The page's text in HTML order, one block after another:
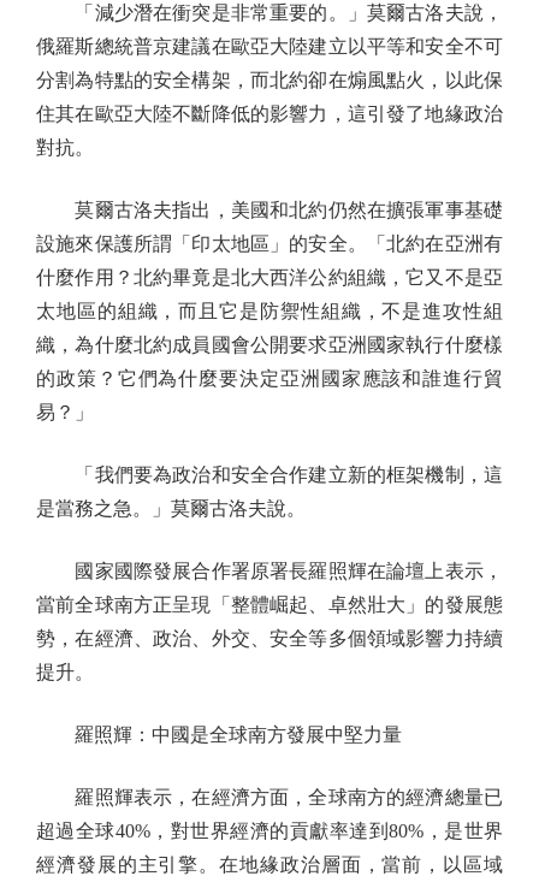
「減少潛在衝突是非常重要的。」莫爾古洛夫說，
俄羅斯總統普京建議在歐亞大陸建立以平等和安全不可
分割為特點的安全構架，而北約卻在煽風點火，以此保
住其在歐亞大陸不斷降低的影響力，這引發了地緣政治
對抗。
莫爾古洛夫指出，美國和北約仍然在擴張軍事基礎
設施來保護所謂「印太地區」的安全。「北約在亞洲有
什麼作用？北約畢竟是北大西洋公約組織，它又不是亞
太地區的組織，而且它是防禦性組織，不是進攻性組
織，為什麼北約成員國會公開要求亞洲國家執行什麼樣
的政策？它們為什麼要決定亞洲國家應該和誰進行貿
易？」
「我們要為政治和安全合作建立新的框架機制，這
是當務之急。」莫爾古洛夫說。
國家國際發展合作署原署長羅照輝在論壇上表示，
當前全球南方正呈現「整體崛起、卓然壯大」的發展態
勢，在經濟、政治、外交、安全等多個領域影響力持續
提升。
羅照輝：中國是全球南方發展中堅力量
羅照輝表示，在經濟方面，全球南方的經濟總量已
超過全球40%，對世界經濟的貢獻率達到80%，是世界
經濟發展的主引擎。在地緣政治層面，當前，以區域